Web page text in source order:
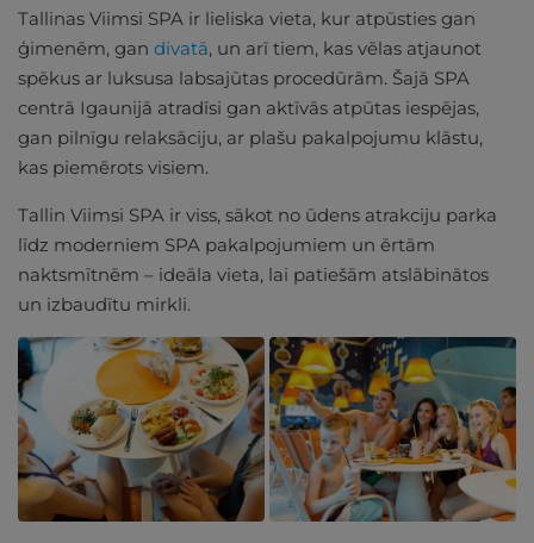
Tallinas Viimsi SPA ir lieliska vieta, kur atpūsties gan
ģimenēm, gan divatā, un arī tiem, kas vēlas atjaunot
spēkus ar luksusa labsajūtas procedūrām. Šajā SPA
centrā Igaunijā atradīsi gan aktīvās atpūtas iespējas,
gan pilnīgu relaksāciju, ar plašu pakalpojumu klāstu,
kas piemērots visiem.
Tallin Viimsi SPA ir viss, sākot no ūdens atrakciju parka
līdz moderniem SPA pakalpojumiem un ērtām
naktsmītnēm – ideāla vieta, lai patiešām atslābinātos
un izbaudītu mirkli.